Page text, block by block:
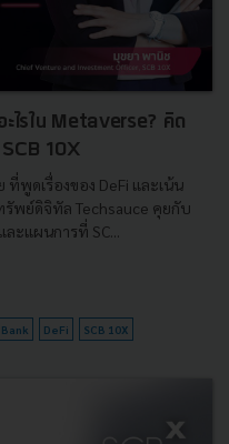
ะไรใน Metaverse? คิด
SCB 10X
ที่พูดเรื่องของ DeFi และเน้น
รัพย์ดิจิทัล Techsauce คุยกับ
แผนการที่ SC...
Bank DeFi SCB 10X